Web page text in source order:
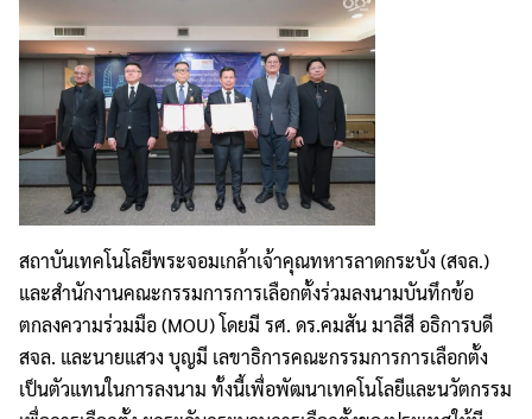
สถาบันเทคโนโลยีพระจอมเกล้าเจ้าคุณทหารลาดกระบัง (สจล.)
และสำนักงานคณะกรรมการการเลือกตั้งร่วมลงนามบันทึกข้อ
ตกลงความร่วมมือ (MOU) โดยมี รศ. ดร.คมสัน มาลีสี อธิการบดี
สจล. และนายแสวง บุญมี เลขาธิการคณะกรรมการการเลือกตั้ง
เป็นตัวแทนในการลงนาม ทั้งนี้เพื่อพัฒนาเทคโนโลยีและนวัตกรรม